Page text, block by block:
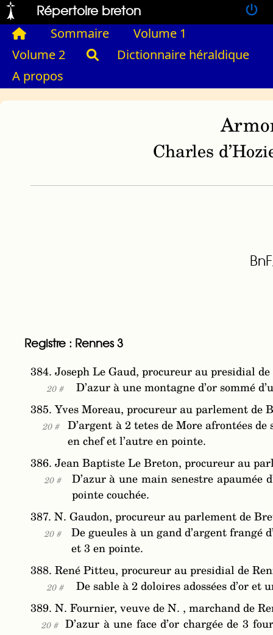
Répertoire breton
Sommaire
Volume 1
Volume 2
Dictionnaire héraldique
A propos
Charles
Registre : Rennes 3
384. Joseph Le Gaud, procureur au presidial de
20 #
D’azur à une montagne d’or sommé
385. Yves Moreau, procureur au parlement de
20 #
D’argent à 2 tetes de More afrontées
en chef et l’autre en pointe.
386. Jean Baptiste Le Breton, procureur au
20 #
D’azur à une main senestre apaumée
pointe couchée.
387. N. Gaudon, procureur au parlement de
20 #
De gueules à un gand d’argent frangé
et 3 en pointe.
388. René Pitteu, procureur au presidial de
20 #
De sable à 2 doloires adossées d’or
389. N. Fournier, veuve de N. , marchand de
20 # D’azur à une face d’or chargée de 3